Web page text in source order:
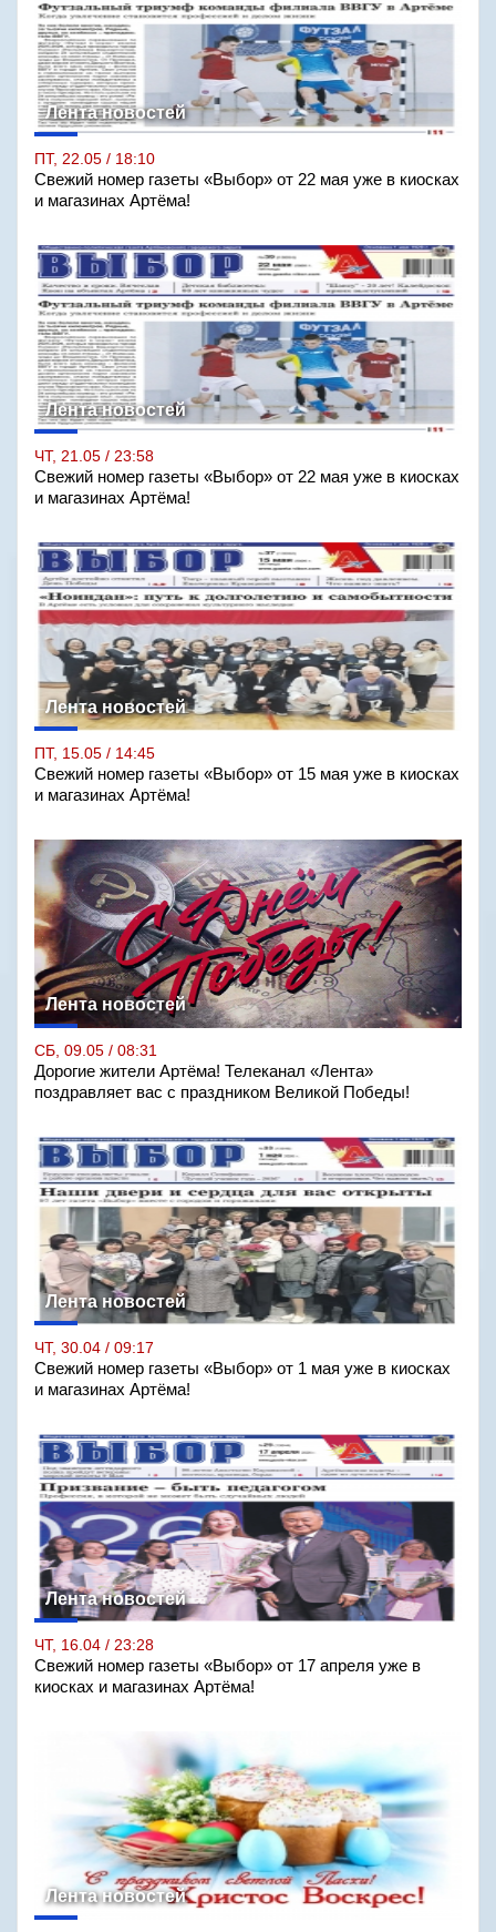
Лента новостей
ПТ, 22.05 / 18:10
Свежий номер газеты «Выбор» от 22 мая уже в киосках
и магазинах Артёма!
Лента новостей
ЧТ, 21.05 / 23:58
Свежий номер газеты «Выбор» от 22 мая уже в киосках
и магазинах Артёма!
Лента новостей
ПТ, 15.05 / 14:45
Свежий номер газеты «Выбор» от 15 мая уже в киосках
и магазинах Артёма!
Лента новостей
СБ, 09.05 / 08:31
Дорогие жители Артёма! Телеканал «Лента»
поздравляет вас с праздником Великой Победы!
Лента новостей
ЧТ, 30.04 / 09:17
Свежий номер газеты «Выбор» от 1 мая уже в киосках
и магазинах Артёма!
Лента новостей
ЧТ, 16.04 / 23:28
Свежий номер газеты «Выбор» от 17 апреля уже в
киосках и магазинах Артёма!
Лента новостей